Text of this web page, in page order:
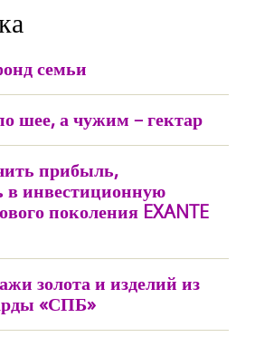
семьи
шее, а чужим – гектар
прибыль,
в инвестиционную
поколения EXANTE
золота и изделий из
«СПБ»